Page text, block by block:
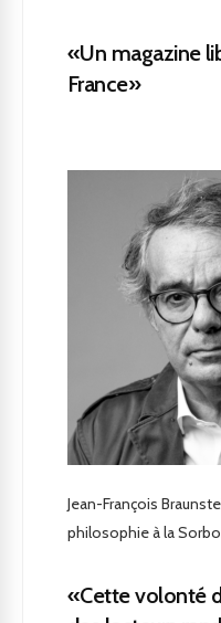
«Un magazine
France»
Jean-François
philosophie à la
«Cette volonté